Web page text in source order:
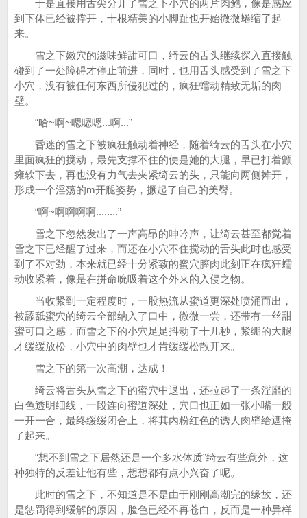
于是直接用舌尖分开了雪之下小穴的两片肉鲍，像是感应
到下体已经被撑开，十根精美的小脚趾也开始微微蜷缩了起
来。
雪之下嫩穴的滋味鲜甜可口，绮云的舌头继续探入直接触
碰到了一处障碍才停止前进，同时，也用舌头感受到了雪之下
小穴，没有被任何东西所侵犯过的，疯狂蠕动精致无垢的肉
壁。
“哈~啊~嗯嗯嗯...啊...”
昏迷的雪之下被疯狂触动着神经，随着绮云的舌头在小穴
里面疯狂的搅动，最先支撑不住的便是她的大腿，早已打着颤
瘫软下去，再也没有力气去夹紧绮云的头，只能向两侧摊开，
形成一个淫荡的m开腿姿势，撅起了自己的美臀。
“啊~啊啊啊啊........”
雪之下忽然发出了一声高昂的呻吟声，让绮云甚至都觉着
雪之下已经醒了过来，而还在小穴不住搅动的舌头此时也感受
到了不对劲，本来就已经十分紧致的蜜穴膣肉此刻正在疯狂蠕
动收紧着，像是在拼命吮吸着这个外来的入侵之物。
当收紧到一定程度时，一股热流从蜜道更深处喷涌而出，
被舔舐蜜穴的绮云全部纳入了口中，微微一尝，还带有一丝甜
蜜可口之感，而雪之下的小穴足足抖动了十几秒，紧绷的大腿
才缓缓放松，小穴中的肉壁也才肯缓缓松散开来。
雪之下的第一次高潮，达成！
绮云将舌头从雪之下的蜜穴中退出，还拉起了一条淫靡的
白色透明细线，一段连向蜜道深处，穴口也正如一张小嘴一般
一开一合，最终缓缓闭合上，将其内粉红色的诱人肉壁给遮掩
了起来。
“想不到雪之下居然还是一个多水体质”绮云有些意外，这
种独特的反差让他有些，想想都有点小兴奋了呢。
此时的雪之下，不知道是不是由于刚刚高潮完的缘故，还
是惩罚得到缓解的原因，脸色已经不再苍白，反而是一种异样